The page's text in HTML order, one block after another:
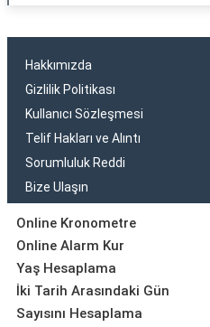
Hakkımızda
Gizlilik Politikası
Kullanıcı Sözleşmesi
Telif Hakları ve Alıntı
Sorumluluk Reddi
Bize Ulaşın
Online Kronometre
Online Alarm Kur
Yaş Hesaplama
İki Tarih Arasındaki Gün
Sayısını Hesaplama